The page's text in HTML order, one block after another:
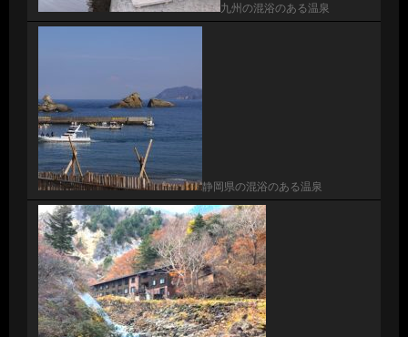
九州の混浴のある温泉
静岡県の混浴のある温泉